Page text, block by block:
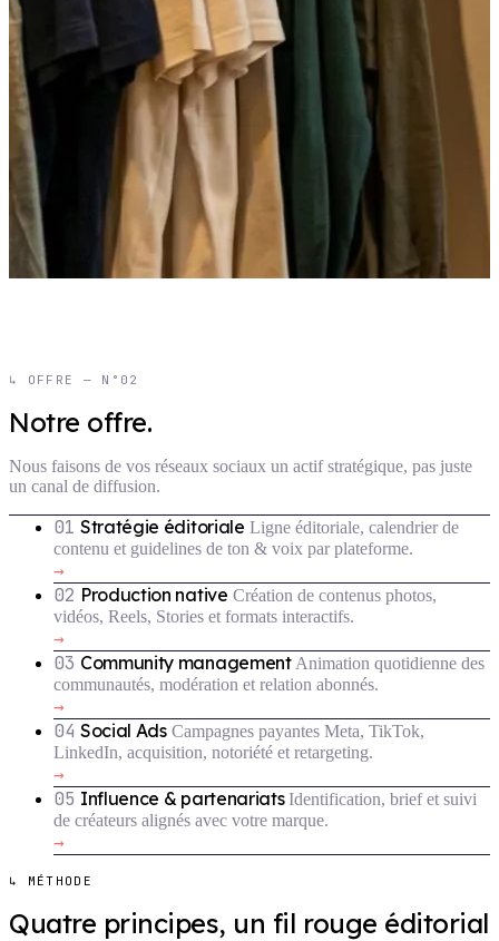
↳ OFFRE — N°02
Notre offre.
Nous faisons de vos réseaux sociaux un actif stratégique, pas juste
un canal de diffusion.
01 Stratégie éditoriale Ligne éditoriale, calendrier de
contenu et guidelines de ton & voix par plateforme.
→
02 Production native Création de contenus photos,
vidéos, Reels, Stories et formats interactifs.
→
03 Community management Animation quotidienne des
communautés, modération et relation abonnés.
→
04 Social Ads Campagnes payantes Meta, TikTok,
LinkedIn, acquisition, notoriété et retargeting.
→
05 Influence & partenariats Identification, brief et suivi
de créateurs alignés avec votre marque.
→
↳ MÉTHODE
Quatre principes, un fil rouge éditorial